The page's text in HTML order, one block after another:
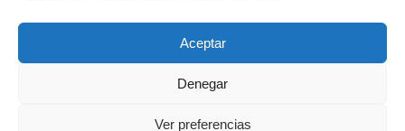
Aceptar
Denegar
Ver preferencias
Más Información sobre Cookies